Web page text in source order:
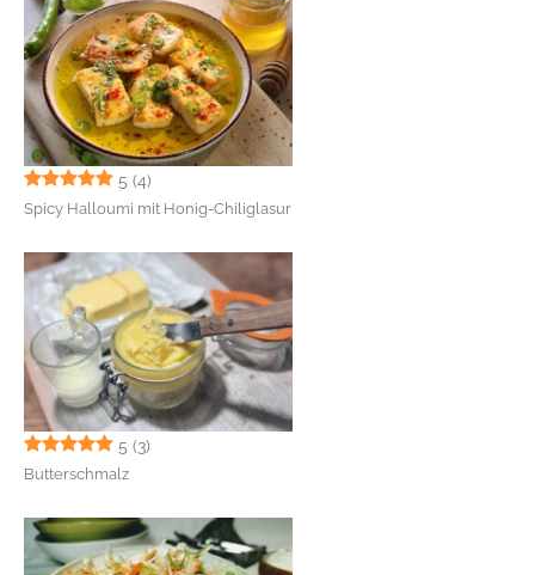
5 (4)
Spicy Halloumi mit Honig-Chiliglasur
5 (3)
Butterschmalz